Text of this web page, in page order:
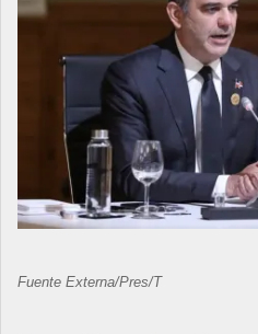
Fuente Externa/Pres/T